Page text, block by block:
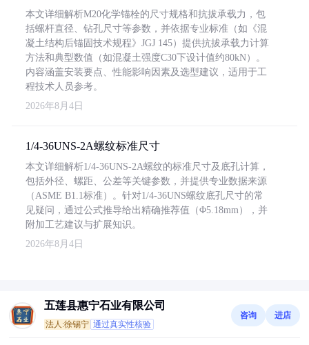
本文详细解析M20化学锚栓的尺寸规格和抗拔承载力，包
括螺杆直径、钻孔尺寸等参数，并依据专业标准（如《混
凝土结构后锚固技术规程》JGJ 145）提供抗拔承载力计算
方法和典型数值（如混凝土强度C30下设计值约80kN）。
内容涵盖安装要点、性能影响因素及选型建议，适用于工
程技术人员参考。
2026年8月4日
1/4-36UNS-2A螺纹标准尺寸
本文详细解析1/4-36UNS-2A螺纹的标准尺寸及底孔计算，
包括外径、螺距、公差等关键参数，并提供专业数据来源
（ASME B1.1标准）。针对1/4-36UNS螺纹底孔尺寸的常
见疑问，通过公式推导给出精确推荐值（Φ5.18mm），并
附加工艺建议与扩展知识。
2026年8月4日
五莲县惠宁石业有限公司
法人:徐锡宁 通过真实性核验
咨询 进店